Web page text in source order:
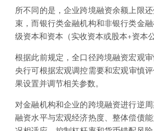
所不同的是，企业跨境融资余额上限
束，而银行类金融机构和非银行类金
级资本和资本（实收资本或股本+资本
根据此前规定，全口径跨境融资宏观
央行可根据宏观调控需要和宏观审慎
果设置并调节相关参数。
对金融机构和企业的跨境融资进行逆
融资水平与宏观经济热度、整体偿债